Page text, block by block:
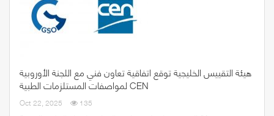
هيئة التقييس الخليجية توقع اتفاقية تعاون فني مع اللجنة الأوروبية
لمواصفات المستلزمات الطبية CEN
Oct 22, 2025 135